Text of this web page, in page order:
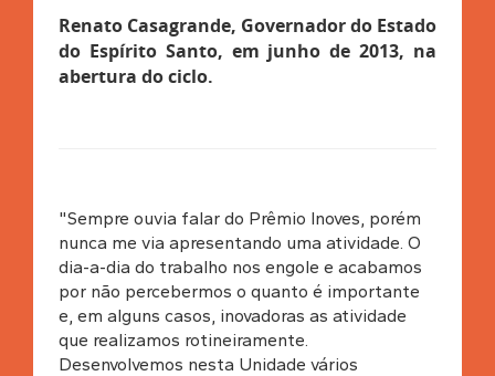
Renato Casagrande, Governador do Estado
do Espírito Santo, em junho de 2013, na
abertura do ciclo.
"Sempre ouvia falar do Prêmio Inoves, porém
nunca me via apresentando uma atividade. O
dia-a-dia do trabalho nos engole e acabamos
por não percebermos o quanto é importante
e, em alguns casos, inovadoras as atividade
que realizamos rotineiramente.
Desenvolvemos nesta Unidade vários